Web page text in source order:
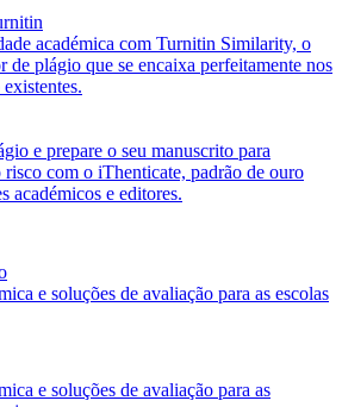
académica com Turnitin Similarity, o
de plágio que se encaixa perfeitamente nos
e prepare o seu manuscrito para
com o iThenticate, padrão de ouro
académicos e editores.
e soluções de avaliação para as escolas
e soluções de avaliação para as